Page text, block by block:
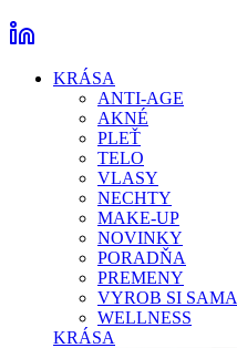
KRÁSA
ANTI-AGE
AKNÉ
PLEŤ
TELO
VLASY
NECHTY
MAKE-UP
NOVINKY
PORADŇA
PREMENY
VYROB SI SAMA
WELLNESS
KRÁSA